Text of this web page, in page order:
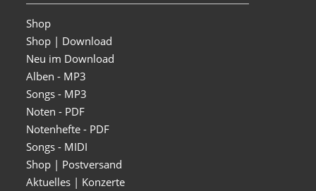
Shop
Shop | Download
Neu im Download
Alben - MP3
Songs - MP3
Noten - PDF
Notenhefte - PDF
Songs - MIDI
Shop | Postversand
Aktuelles | Konzerte